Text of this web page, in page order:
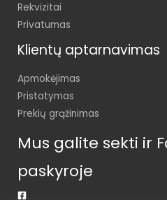
Rekvizitai
Privatumas
Klientų aptarnavimas
Apmokėjimas
Pristatymas
Prekių grąžinimas
Mus galite sekti ir
paskyroje